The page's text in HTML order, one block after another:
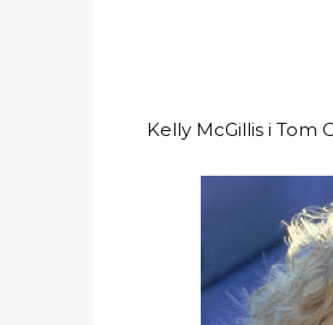
Kelly McGillis i Tom